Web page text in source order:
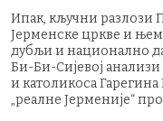
Ипак, кључни разлози
Јерменске цркве и
дубљи и национално
Би-Би-Сијевој
и католикоса Гарегина
„реалне Јерменије“